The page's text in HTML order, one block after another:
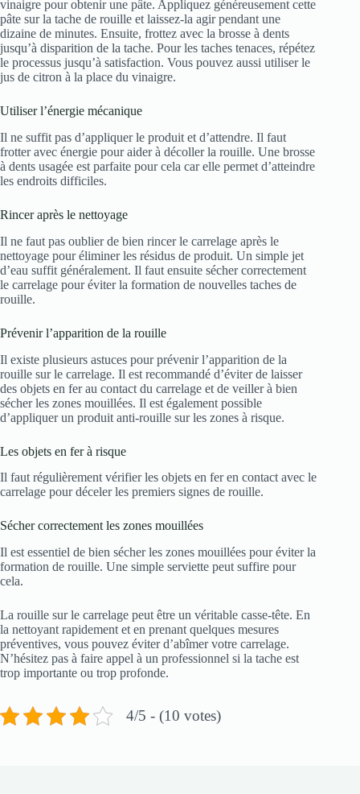
vinaigre pour obtenir une pâte. Appliquez généreusement cette
pâte sur la tache de rouille et laissez-la agir pendant une
dizaine de minutes. Ensuite, frottez avec la brosse à dents
jusqu’à disparition de la tache. Pour les taches tenaces, répétez
le processus jusqu’à satisfaction. Vous pouvez aussi utiliser le
jus de citron à la place du vinaigre.
Utiliser l’énergie mécanique
Il ne suffit pas d’appliquer le produit et d’attendre. Il faut
frotter avec énergie pour aider à décoller la rouille. Une brosse
à dents usagée est parfaite pour cela car elle permet d’atteindre
les endroits difficiles.
Rincer après le nettoyage
Il ne faut pas oublier de bien rincer le carrelage après le
nettoyage pour éliminer les résidus de produit. Un simple jet
d’eau suffit généralement. Il faut ensuite sécher correctement
le carrelage pour éviter la formation de nouvelles taches de
rouille.
Prévenir l’apparition de la rouille
Il existe plusieurs astuces pour prévenir l’apparition de la
rouille sur le carrelage. Il est recommandé d’éviter de laisser
des objets en fer au contact du carrelage et de veiller à bien
sécher les zones mouillées. Il est également possible
d’appliquer un produit anti-rouille sur les zones à risque.
Les objets en fer à risque
Il faut régulièrement vérifier les objets en fer en contact avec le
carrelage pour déceler les premiers signes de rouille.
Sécher correctement les zones mouillées
Il est essentiel de bien sécher les zones mouillées pour éviter la
formation de rouille. Une simple serviette peut suffire pour
cela.
La rouille sur le carrelage peut être un véritable casse-tête. En
la nettoyant rapidement et en prenant quelques mesures
préventives, vous pouvez éviter d’abîmer votre carrelage.
N’hésitez pas à faire appel à un professionnel si la tache est
trop importante ou trop profonde.
4/5 - (10 votes)